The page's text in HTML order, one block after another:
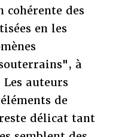
des
en les
à
auteurs
de
délicat tant